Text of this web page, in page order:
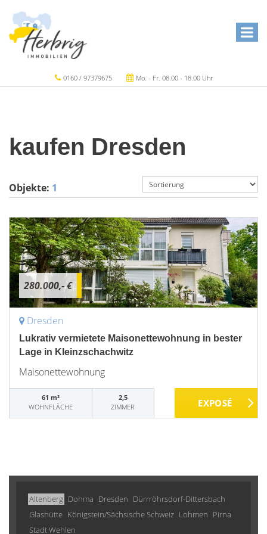
0160 / 97379675 Mo. - Fr. 08.00 - 18.00 Uhr
kaufen Dresden
Objekte: 1
280.000,- €
Dresden
Lukrativ vermietete Maisonettewohnung in bester
Lage in Kleinzschachwitz
Maisonettewohnung
61 m²
WOHNFLÄCHE
2,5
ZIMMER
Altenberg Dohma Dresden Dürrröhrsdorf-Dittersbach
Glashütte Königstein/Sächsische Schweiz Lohmen Pirna
Stadt Wehlen